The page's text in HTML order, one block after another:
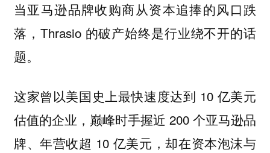
当亚马逊品牌收购商从资本追捧的风口跌
落，Thrasio 的破产始终是行业绕不开的话
题。
这家曾以美国史上最快速度达到 10 亿美元
估值的企业，巅峰时手握近 200 个亚马逊品
牌、年营收超 10 亿美元，却在资本泡沫与